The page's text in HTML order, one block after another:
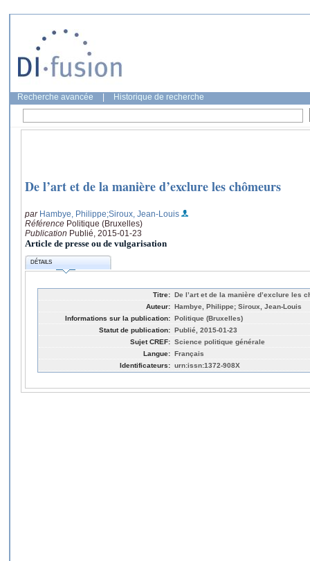
Recherche avancée Historique de recherche
De l’art et de la manière d’exclure les chômeurs
par Hambye, Philippe;Siroux, Jean-Louis
Référence Politique (Bruxelles)
Publication Publié, 2015-01-23
Article de presse ou de vulgarisation
DÉTAILS
Titre: De l’art et de la manière d’exclure les
Auteur: Hambye, Philippe; Siroux, Jean-Louis
Informations sur la publication: Politique (Bruxelles)
Statut de publication: Publié, 2015-01-23
Sujet CREF: Science politique générale
Langue: Français
Identificateurs: urn:issn:1372-908X